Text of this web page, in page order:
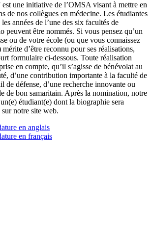
une initiative de l’OMSA visant à mettre en
de nos collègues en médecine. Les étudiantes
années de l’une des six facultés de
peuvent être nommés. Si vous pensez qu’un
ou de votre école (ou que vous connaissez
d’être reconnu pour ses réalisations,
formulaire ci-dessous. Toute réalisation
en compte, qu’il s’agisse de bénévolat au
d’une contribution importante à la faculté de
de défense, d’une recherche innovante ou
de bon samaritain. Après la nomination, notre
étudiant(e) dont la biographie sera
sur notre site web.
en anglais
en français